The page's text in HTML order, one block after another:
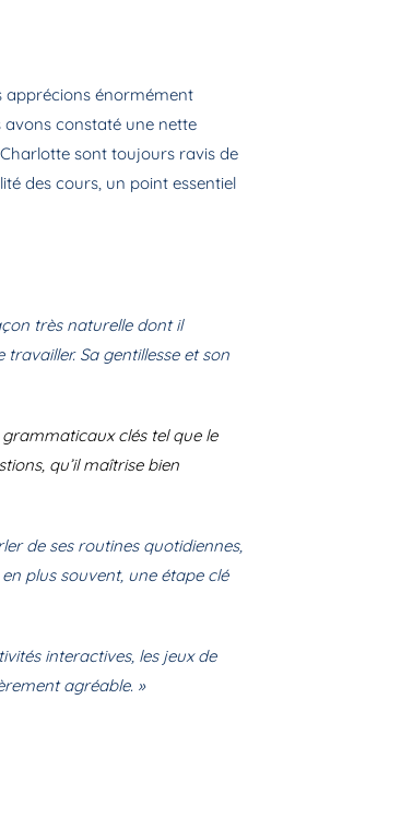
apprécions énormément
avons constaté une nette
sont toujours ravis de
des cours, un point essentiel
très naturelle dont il
Sa gentillesse et son
clés tel que le
qu’il maîtrise bien
de ses routines quotidiennes,
plus souvent, une étape clé
interactives, les jeux de
agréable. »